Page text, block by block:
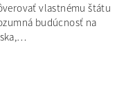
vlastnému štátu
budúcnosť na